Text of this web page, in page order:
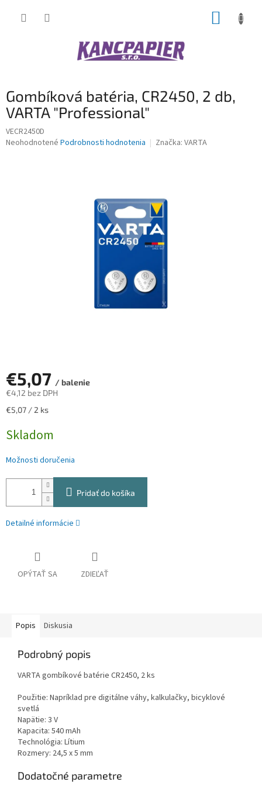
Gombíková batéria, CR2450, 2 db,
VARTA "Professional"
VECR2450D
Priemerné
Neohodnotené Podrobnosti hodnotenia Značka: VARTA
€5,07 / balenie
€4,12 bez DPH
Jednotková
€5,07 / 2 ks
Skladom
Možnosti doručenia
Pridať do košíka
Detailné informácie
OPÝTAŤ SA ZDIEĽAŤ
Popis Diskusia
Podrobný popis
VARTA gombíkové batérie CR2450, 2 ks
Použitie: Napríklad pre digitálne váhy, kalkulačky, bicyklové
svetlá
Napätie: 3 V
Kapacita: 540 mAh
Technológia: Lítium
Rozmery: 24,5 x 5 mm
Dodatočné parametre